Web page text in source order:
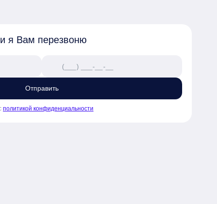
я Вам перезвоню
Отправить
политикой конфиденциальности